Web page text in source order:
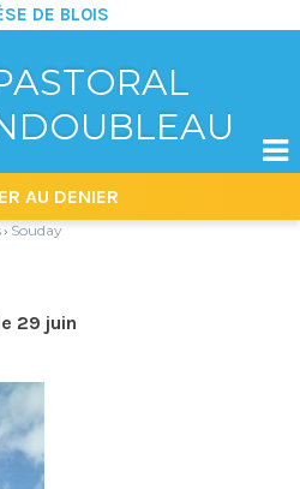
DE BLOIS
AU DENIER

› Souday
29 juin